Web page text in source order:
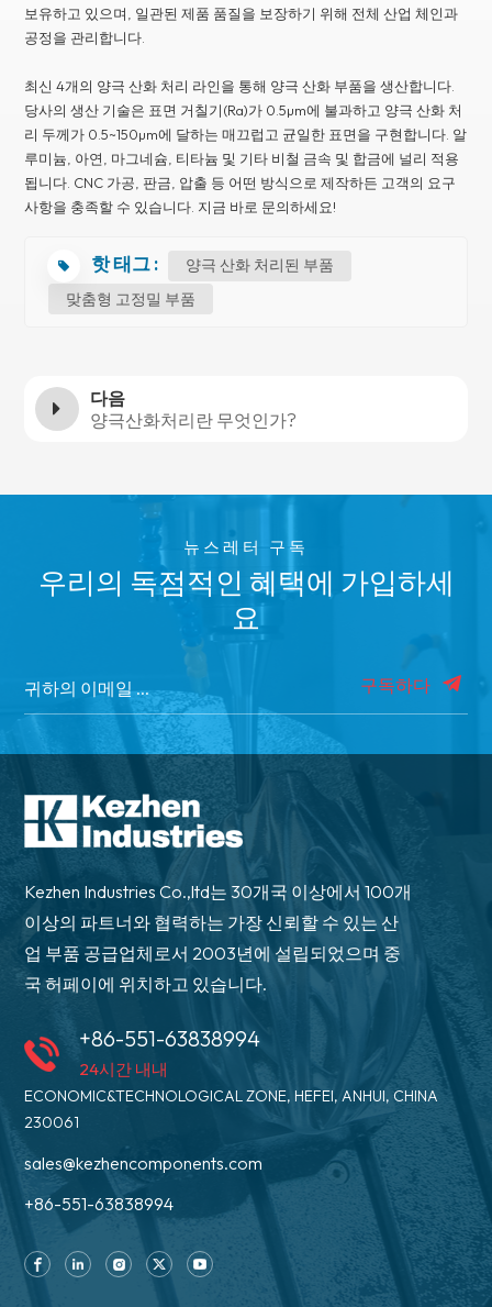
보유하고 있으며, 일관된 제품 품질을 보장하기 위해 전체 산업 체인과
공정을 관리합니다.
최신 4개의 양극 산화 처리 라인을 통해 양극 산화 부품을 생산합니다.
당사의 생산 기술은 표면 거칠기(Ra)가 0.5µm에 불과하고 양극 산화 처
리 두께가 0.5~150µm에 달하는 매끄럽고 균일한 표면을 구현합니다. 알
루미늄, 아연, 마그네슘, 티타늄 및 기타 비철 금속 및 합금에 널리 적용
됩니다. CNC 가공, 판금, 압출 등 어떤 방식으로 제작하든 고객의 요구
사항을 충족할 수 있습니다. 지금 바로 문의하세요!
핫 태그 :
양극 산화 처리된 부품
맞춤형 고정밀 부품
다음
양극산화처리란 무엇인가?
뉴스레터 구독
우리의 독점적인 혜택에 가입하세
요
구독하다
Kezhen Industries Co.,ltd는 30개국 이상에서 100개
이상의 파트너와 협력하는 가장 신뢰할 수 있는 산
업 부품 공급업체로서 2003년에 설립되었으며 중
국 허페이에 위치하고 있습니다.
+86-551-63838994
24시간 내내
ECONOMIC&TECHNOLOGICAL ZONE, HEFEI, ANHUI, CHINA
230061
sales@kezhencomponents.com
+86-551-63838994